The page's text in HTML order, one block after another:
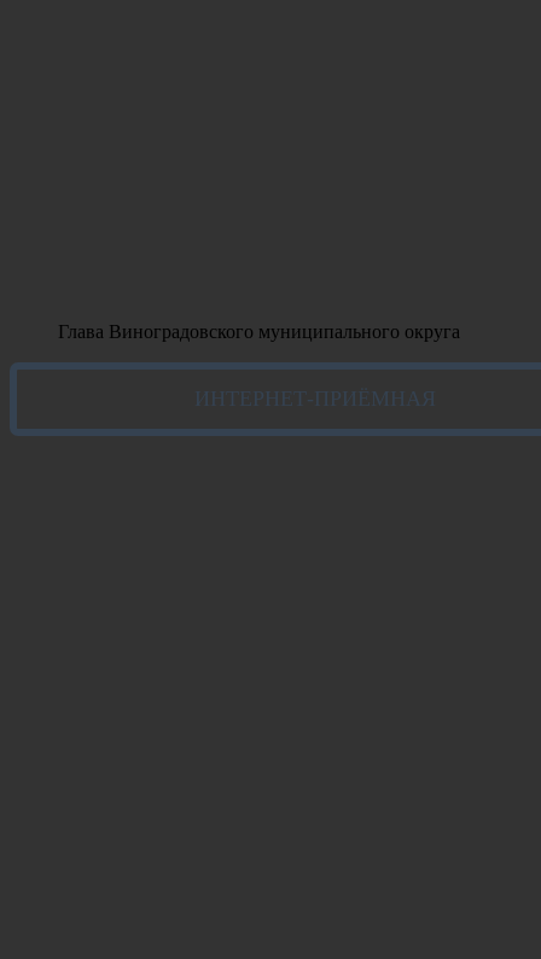
Глава Виноградовского муниципального округа
ИНТЕРНЕТ-ПРИЁМНАЯ